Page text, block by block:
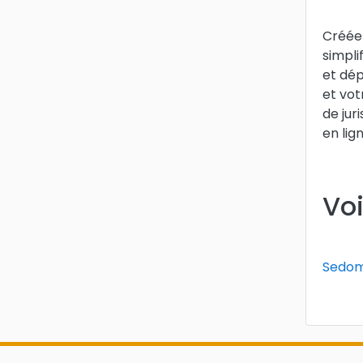
et
et
de
en